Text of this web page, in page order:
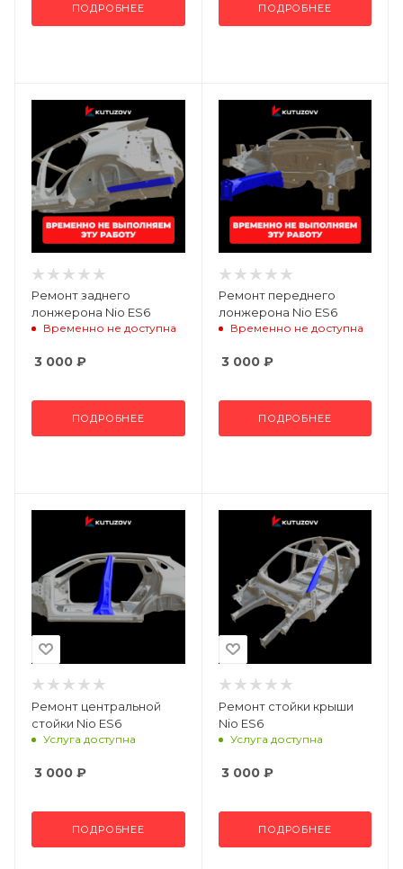
ПОДРОБНЕЕ ПОДРОБНЕЕ
Ремонт заднего
лонжерона Nio ES6
Временно не доступна
3 000 ₽
ПОДРОБНЕЕ
Ремонт переднего
лонжерона Nio ES6
Временно не доступна
3 000₽
ПОДРОБНЕЕ
Ремонт центральной
стойки Nio ES6
Услуга доступна
3 000 ₽
ПОДРОБНЕЕ
Ремонт стойки крыши
Nio ES6
Услуга доступна
3 000₽
ПОДРОБНЕЕ